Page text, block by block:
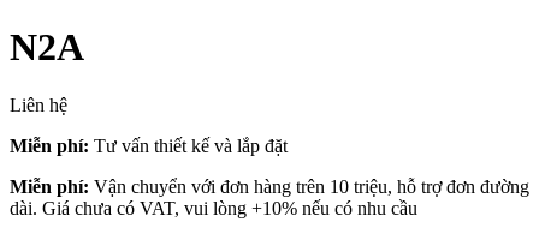
N2A
Liên hệ
Miễn phí: Tư vấn thiết kế và lắp đặt
Miễn phí: Vận chuyển với đơn hàng trên 10 triệu, hỗ trợ đơn đường
dài. Giá chưa có VAT, vui lòng +10% nếu có nhu cầu